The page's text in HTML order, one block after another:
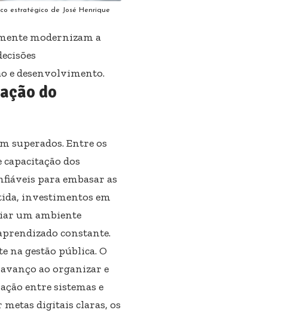
estratégico de José Henrique
modernizam a
e desenvolvimento.
do
superados. Entre os
dos
para embasar as
investimentos em
um ambiente
constante.
na gestão pública. O
ao organizar e
entre sistemas e
digitais claras, os